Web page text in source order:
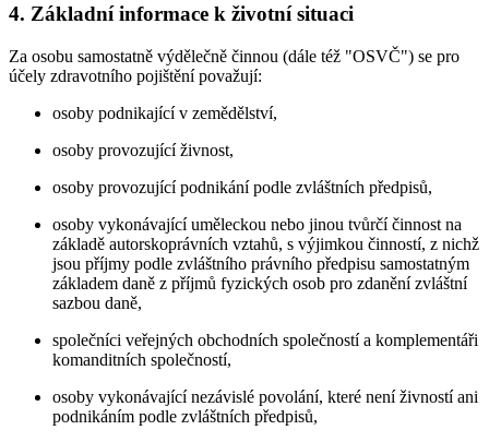
4. Základní informace k životní situaci
Za osobu samostatně výdělečně činnou (dále též "OSVČ") se pro
účely zdravotního pojištění považují:
osoby podnikající v zemědělství,
osoby provozující živnost,
osoby provozující podnikání podle zvláštních předpisů,
osoby vykonávající uměleckou nebo jinou tvůrčí činnost na
základě autorskoprávních vztahů, s výjimkou činností, z nichž
jsou příjmy podle zvláštního právního předpisu samostatným
základem daně z příjmů fyzických osob pro zdanění zvláštní
sazbou daně,
společníci veřejných obchodních společností a komplementáři
komanditních společností,
osoby vykonávající nezávislé povolání, které není živností ani
podnikáním podle zvláštních předpisů,